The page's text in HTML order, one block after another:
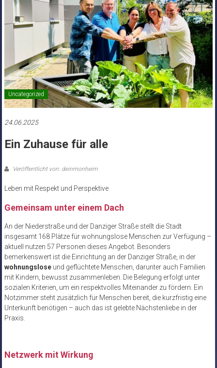
Uncategorized
24.06.2025
Ein Zuhause für alle
Veröffentlicht von: deinmonheim
Leben mit Respekt und Perspektive
Gemeinsam unter einem Dach
An der Niederstraße und der Danziger Straße stellt die Stadt
insgesamt 168 Plätze für wohnungslose Menschen zur Verfügung –
aktuell nutzen 57 Personen dieses Angebot. Besonders
bemerkenswert ist die Einrichtung an der Danziger Straße, in der
wohnungsloseund geflüchtete Menschen, darunter auch Familien
mit Kindern, bewusst zusammenleben. Die Belegung erfolgt unter
sozialen Kriterien, um ein respektvolles Miteinander zu fördern. Ein
Notzimmer steht zusätzlich für Menschen bereit, die kurzfristig eine
Unterkunft benötigen – auch das ist gelebte Nächstenliebe in der
Praxis.
Netzwerk mit Wirkung